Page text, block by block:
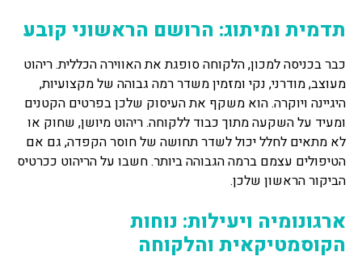
תדמית ומיתוג: הרושם הראשוני קובע
כבר בכניסה למכון, הלקוחה סופגת את האווירה הכללית. ריהוט
מעוצב, מודרני, נקי ומזמין משדר רמה גבוהה של מקצועיות,
היגיינה ויוקרה. הוא משקף את העיסוק שלכן בפרטים הקטנים
ומעיד על השקעה מתוך כבוד ללקוחה. ריהוט מיושן, שחוק או
לא מתאים לחלל יכול לשדר תחושה של חוסר הקפדה, גם אם
הטיפולים עצמם ברמה הגבוהה ביותר. חשבו על הריהוט ככרטיס
הביקור הראשון שלכן.
ארגונומיה ויעילות: נוחות
הקוסמטיקאית והלקוחה